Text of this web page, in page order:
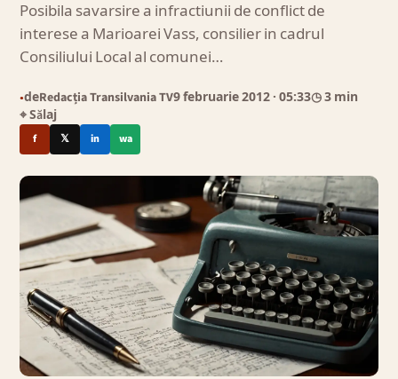
Posibila savarsire a infractiunii de conflict de
interese a Marioarei Vass, consilier in cadrul
Consiliului Local al comunei…
●deRedacția Transilvania TV9 februarie 2012 · 05:33◷ 3 min
⌖ Sălaj
f 𝕏 in wa